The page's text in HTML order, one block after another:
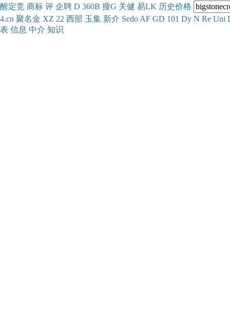
醒定竞 商标 评 企聘 D 360B 搜G 关健 易LK 历史价格
4.cn 聚名金 XZ 22 西部 玉集 新介 Sedo AF GD 101 Dy N Re Uni
表 信息 中介 知识